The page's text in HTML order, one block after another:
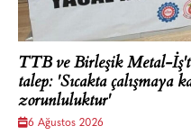
TTB ve Birleşik Metal-
talep: 'Sıcakta çalışmaya
zorunluluktur'
6 Ağustos 2026